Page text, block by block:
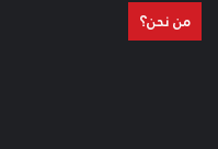
كما ألقت شقيقة الشّهيد عاطف
حياة الشّهيد في العائلة
من نحن؟